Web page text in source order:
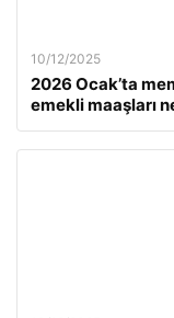
10/12/2025
2026 Ocak’ta
emekli maaşları